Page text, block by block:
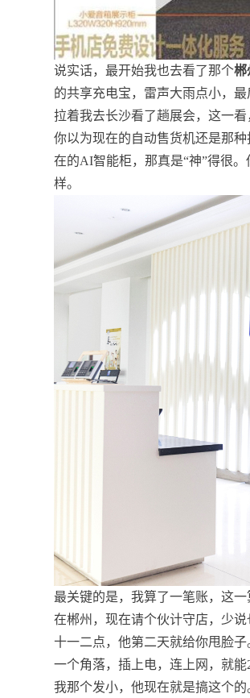
说实话，最开始我也去看了那个郴
的共享充电宝，雷声大雨点小，
拉着我去长沙看了趟展会，这一看
你以为现在的自动售货机还是那
在的AI智能柜，那真是“神”得很
样。
最关键的是，我算了一笔账，这一
在郴州，现在请个伙计守店，少
十一二点，他第二天就给你甩脸
一个角落，插上电，连上网，就能
我那个发小，他现在就是搞这个